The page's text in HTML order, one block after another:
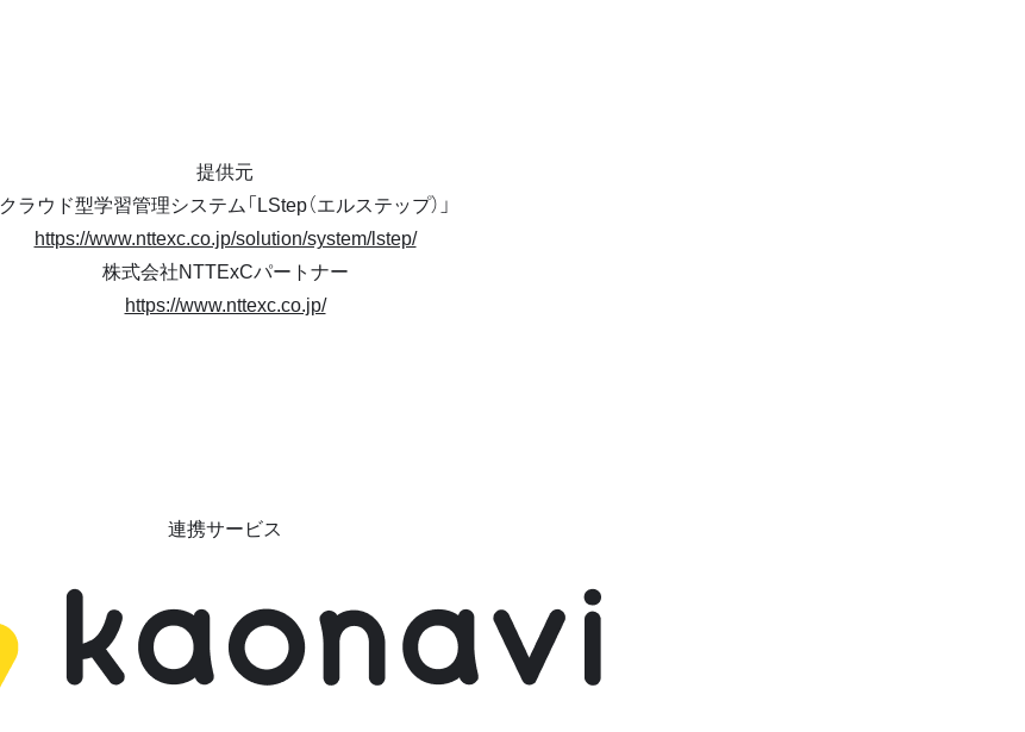
提供元
クラウド型学習管理システム「LStep（エルステップ）」
https://www.nttexc.co.jp/solution/system/lstep/
株式会社NTTExCパートナー
https://www.nttexc.co.jp/
連携サービス